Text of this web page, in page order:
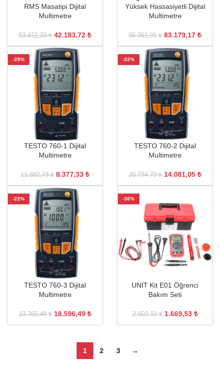
RMS Masatipi Dijital
Multimetre
53.472,33₺ 42.183,72 ₺
Yüksek Hassasiyetli Dijital
Multimetre
95.061,91₺ 83.179,17 ₺
-29%
TESTO 760-1 Dijital
Multimetre
11.882,73₺ 8.377,33 ₺
-32%
TESTO 760-2 Dijital
Multimetre
20.794,79₺ 14.081,05 ₺
-22%
TESTO 760-3 Dijital
Multimetre
23.765,48₺ 18.596,49 ₺
-36%
UNIT Kit E01 Öğrenci
Bakım Seti
2.602,92₺ 1.669,53 ₺
1 2 3 →